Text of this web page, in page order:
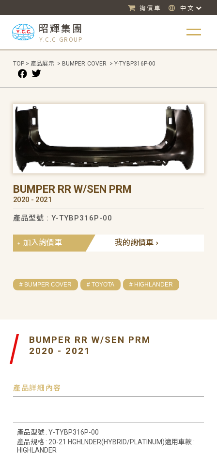
詢價車 中文
昭輝集團
Y.C.C GROUP
TOP > 產品展示 > BUMPER COVER > Y-TYBP316P-00
BUMPER RR W/SEN PRM
2020 - 2021
產品型號 : Y-TYBP316P-00
我的詢價車
加入詢價車
# BUMPER COVER # TOYOTA # HIGHLANDER
BUMPER RR W/SEN PRM
2020 - 2021
產品詳細內容
產品型號 : Y-TYBP316P-00
產品規格 : 20-21 HGHLNDER(HYBRID/PLATINUM)適用車款 :
HIGHLANDER